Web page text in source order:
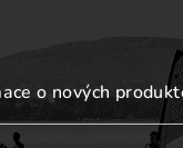
o nových